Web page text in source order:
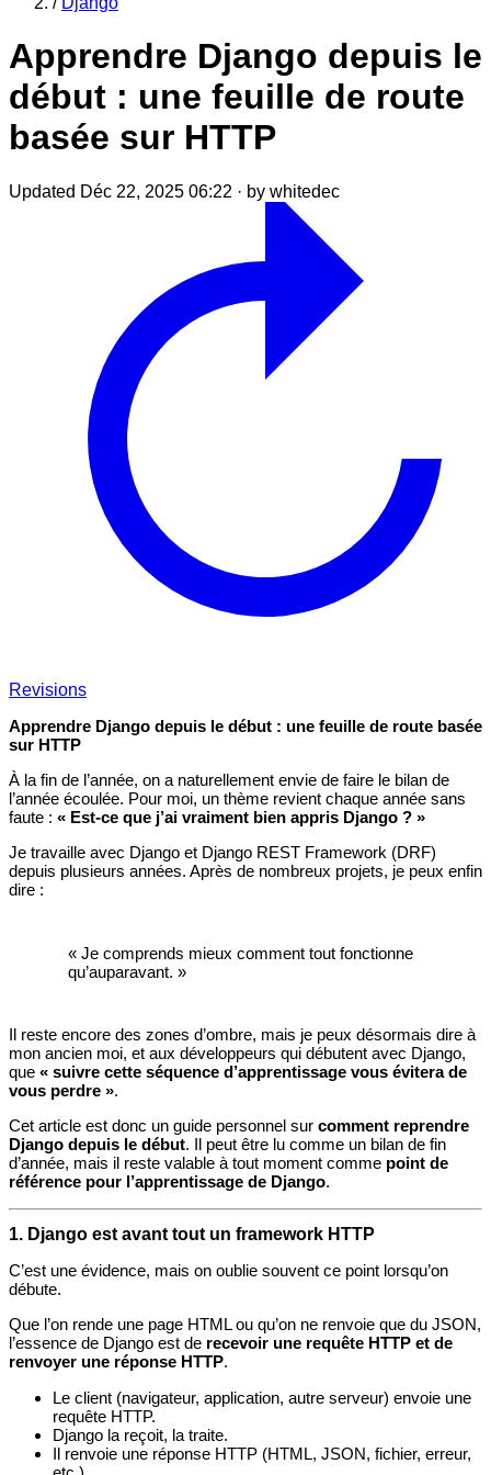
Apprendre Django depuis le
début : une feuille de route
basée sur HTTP
Updated Déc 22, 2025 06:22 · by whitedec
Revisions
Apprendre Django depuis le début : une feuille de route basée
sur HTTP
À la fin de l’année, on a naturellement envie de faire le bilan de
l’année écoulée. Pour moi, un thème revient chaque année sans
faute : « Est-ce que j’ai vraiment bien appris Django ? »
Je travaille avec Django et Django REST Framework (DRF)
depuis plusieurs années. Après de nombreux projets, je peux enfin
dire :
« Je comprends mieux comment tout fonctionne
qu’auparavant. »
Il reste encore des zones d’ombre, mais je peux désormais dire à
mon ancien moi, et aux développeurs qui débutent avec Django,
que « suivre cette séquence d’apprentissage vous évitera de
vous perdre ».
Cet article est donc un guide personnel sur comment reprendre
Django depuis le début. Il peut être lu comme un bilan de fin
d’année, mais il reste valable à tout moment comme point de
référence pour l’apprentissage de Django.
1. Django est avant tout un framework HTTP
C’est une évidence, mais on oublie souvent ce point lorsqu’on
débute.
Que l’on rende une page HTML ou qu’on ne renvoie que du JSON,
l’essence de Django est de recevoir une requête HTTP et de
renvoyer une réponse HTTP.
Le client (navigateur, application, autre serveur) envoie une
requête HTTP.
Django la reçoit, la traite.
Il renvoie une réponse HTTP (HTML, JSON, fichier, erreur,